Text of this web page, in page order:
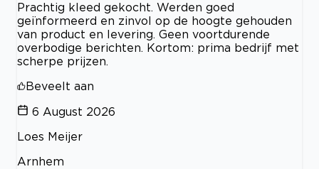
Prachtig kleed gekocht. Werden goed
geïnformeerd en zinvol op de hoogte gehouden
van product en levering. Geen voortdurende
overbodige berichten. Kortom: prima bedrijf met
scherpe prijzen.
Beveelt aan
6 August 2026
Loes Meijer
Arnhem